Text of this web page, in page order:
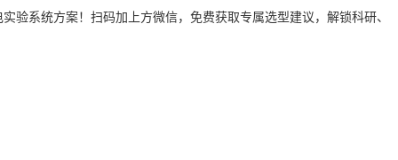
验系统方案！扫码加上方微信，免费获取专属选型建议，解锁科研、